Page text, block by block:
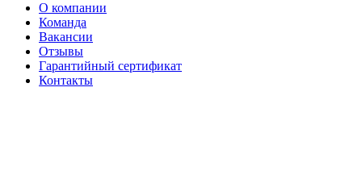
О компании
Команда
Вакансии
Отзывы
Гарантийный сертификат
Контакты